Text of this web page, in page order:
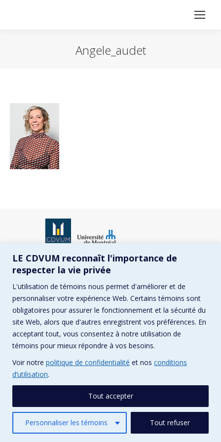
LE CDVUM reconnaît l'importance de
respecter la vie privée
L'utilisation de témoins nous permet d'améliorer et de
personnaliser votre expérience Web. Certains témoins sont
obligatoires pour assurer le fonctionnement et la sécurité du
site Web, alors que d'autres enregistrent vos préférences. En
acceptant tout, vous consentez à notre utilisation de
témoins pour mieux répondre à vos besoins.
Voir notre politique de confidentialité et nos conditions
d’utilisation.
Personnaliser les témoins Tout refuser
Tout accepter
Angele_audet
© CDVUM / Conception :Pika Design
Menu principal